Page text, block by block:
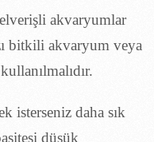
akvaryumlar
bitkili akvaryum veya
isterseniz daha sık
düşük